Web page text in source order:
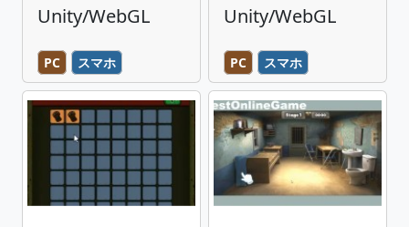
Unity/WebGL
PC スマホ
Unity/WebGL
PC スマホ